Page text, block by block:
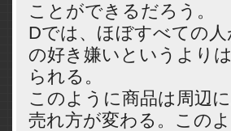
ことができるだろう。
Dでは、ほぼすべての
の好き嫌いというより
られる。
このように商品は周辺
売れ方が変わる。この